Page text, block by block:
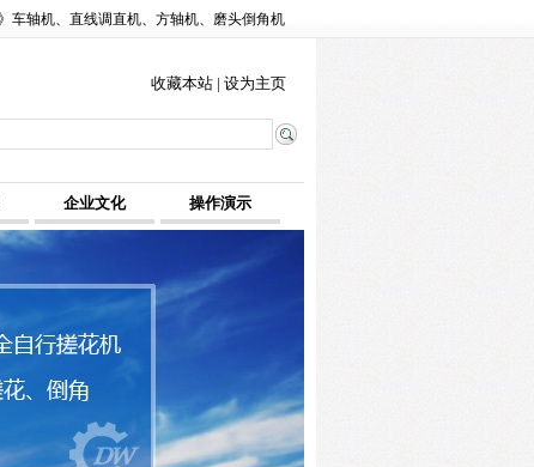
车轴机、直线调直机、方轴机、磨头倒角机
收藏本站 | 设为主页
企业文化 操作演示